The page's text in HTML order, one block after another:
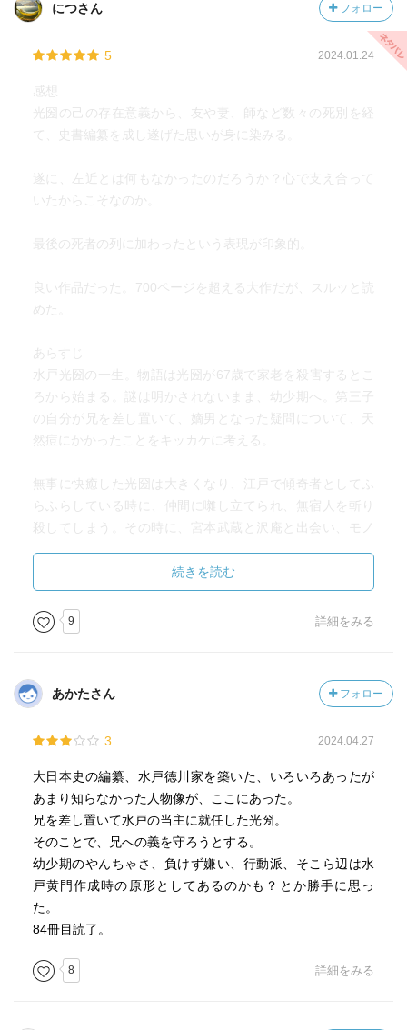
につさん フォロー
5 2024.01.24
感想
光圀の己の存在意義から、友や妻、師など数々の死別を経
て、史書編纂を成し遂げた思いが身に染みる。
遂に、左近とは何もなかったのだろうか？心で支え合って
いたからこそなのか。
最後の死者の列に加わったという表現が印象的。
良い作品だった。700ページを超える大作だが、スルッと読
めた。
あらすじ
水戸光圀の一生。物語は光圀が67歳で家老を殺害するとこ
ろから始まる。謎は明かされないまま、幼少期へ。第三子
の自分が兄を差し置いて、嫡男となった疑問について、天
然痘にかかったことをキッカケに考える。
無事に快癒した光圀は大きくなり、江戸で傾奇者としてふ
らふらしている時に、仲間に囃し立てられ、無宿人を斬り
殺してしまう。その時に、宮本武蔵と沢庵と出会い、モノ
光圀もこれを機に、勉学を始める。ある居酒屋で坊主を論
破して調子に乗っていたが、林羅山の息子の読耕斎に論破
され、彼に勝つためにさらに猛勉強する。
詩で天下を取る、という目標を掲げて精進する。
り、自分の出生の秘密と嫡男になった理由を聞かされる。
光圀は嫡男ではない自分が義に従う行動をするためには、
自分の子を成さず、兄から養子を取り、血を戻すことで義
を貫こうとするが、京の近衛家より嫁取りの話が持ち上が
光圀は義の話を婚姻の日に妻となった泰姫に話し、姫の持
手に入れたかのような心持ちになり、安らかに時を過ご
江戸大火と林家の史書の焼失を経て、光圀は史書編纂の決
続きを読む
9 詳細をみる
あかたさん フォロー
3 2024.04.27
大日本史の編纂、水戸徳川家を築いた、いろいろあったが
あまり知らなかった人物像が、ここにあった。
兄を差し置いて水戸の当主に就任した光圀。
そのことで、兄への義を守ろうとする。
幼少期のやんちゃさ、負けず嫌い、行動派、そこら辺は水
戸黄門作成時の原形としてあるのかも？とか勝手に思っ
た。
84冊目読了。
8 詳細をみる